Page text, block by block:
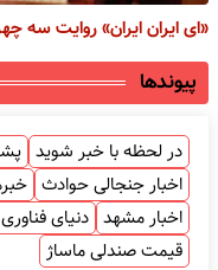
«ای ایران ایران» روایت
پیوندها
در لحظه با خبر شوید
اخبار جنجالی حوادث
اخبار مشهد دنیای فناوری
قیمت صندلی ماساژ